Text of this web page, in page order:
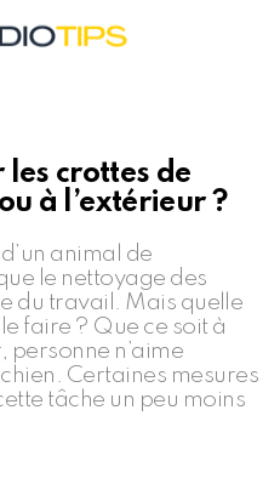
crottes de
à l’extérieur ?
animal de
le nettoyage des
du travail. Mais quelle
faire ? Que ce soit à
personne n’aime
Certaines mesures
tâche un peu moins